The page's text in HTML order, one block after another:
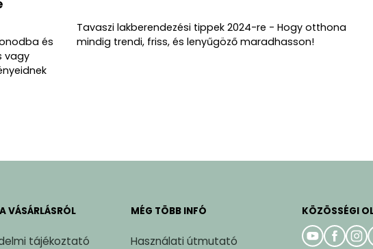
és
vagy
Tavaszi lakberendezési tippek 2024-re - Hogy otthona
mindig trendi, friss, és lenyűgöző maradhasson!
VÁSÁRLÁSRÓL
tájékoztató
MÉG TÖBB INFÓ
Használati útmutató
KÖZÖSSÉGI